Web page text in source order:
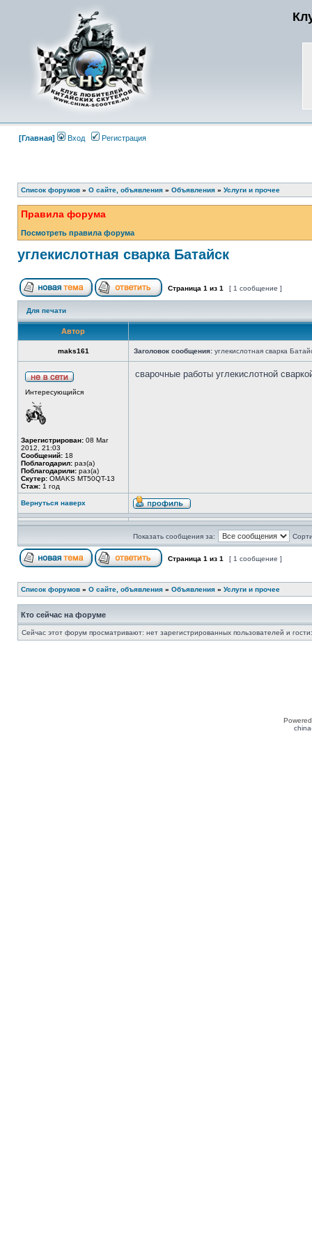
[Главная] Вход Регистрация
Список форумов » О сайте, объявления » Объявления » Услуги и прочее
Правила форума
Посмотреть правила форума
углекислотная сварка Батайск
Страница 1 из 1 [ 1 сообщение ]
Для печати
Автор
maks161 Заголовок сообщения: углекислотная сварка
Интересующийся
Зарегистрирован: 08 Mar
2012, 21:03
Сообщений: 18
Поблагодарил: раз(а)
Поблагодарили: раз(а)
Скутер: OMAKS MT50QT-13
Стаж: 1 год
сварочные работы углекислотной
Вернуться наверх
Показать сообщения за:
Страница 1 из 1 [ 1 сообщение ]
Список форумов » О сайте, объявления » Объявления » Услуги и прочее
Кто сейчас на форуме
Сейчас этот форум просматривают: нет зарегистрированных пользователей и